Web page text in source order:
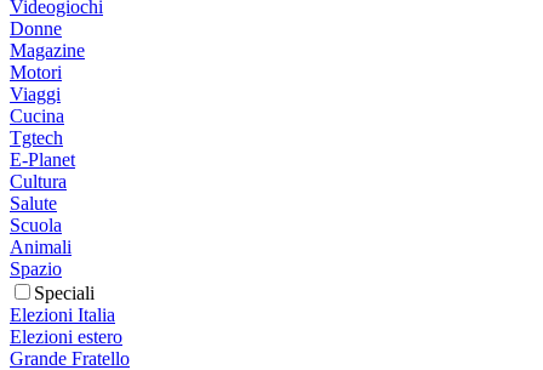
Videogiochi
Donne
Magazine
Motori
Viaggi
Cucina
Tgtech
E-Planet
Cultura
Salute
Scuola
Animali
Spazio
Speciali
Elezioni Italia
Elezioni estero
Grande Fratello